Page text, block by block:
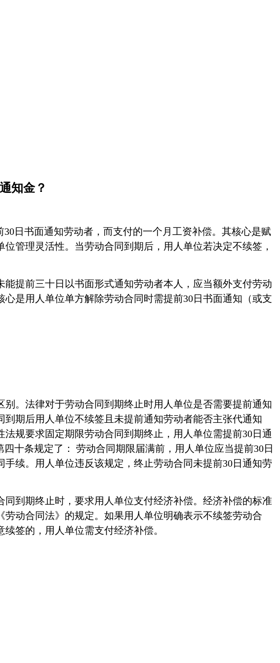
知金？
日书面通知劳动者，而支付的一个月工资补偿。其核心是赋
管理灵活性。当劳动合同到期后，用人单位若决定不续签，
提前三十日以书面形式通知劳动者本人，应当额外支付劳动
是用人单位单方解除劳动合同时需提前30日书面通知（或支
。法律对于劳动合同到期终止时用人单位是否需要提前通知
期后用人单位不续签且未提前通知劳动者能否主张代通知
法规要求固定期限劳动合同到期终止，用人单位需提前30日通
十条规定了： 劳动合同期限届满前，用人单位应当提前30日
续。用人单位违反该规定，终止劳动合同未提前30日通知劳
到期终止时，要求用人单位支付经济补偿。经济补偿的标准
劳动合同法》的规定。如果用人单位明确表示不续签劳动合
签的，用人单位需支付经济补偿。